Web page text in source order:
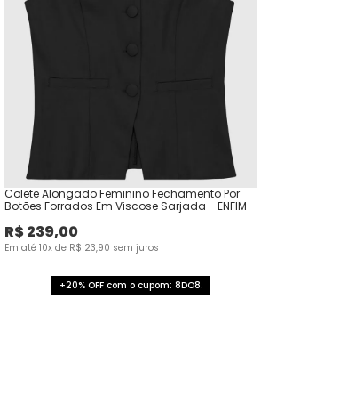
Colete Alongado Feminino Fechamento Por
Botões Forrados Em Viscose Sarjada - ENFIM
R$239,00
Em até10x de R$ 23,90 sem juros
+20% OFF com o cupom: 8DO8.